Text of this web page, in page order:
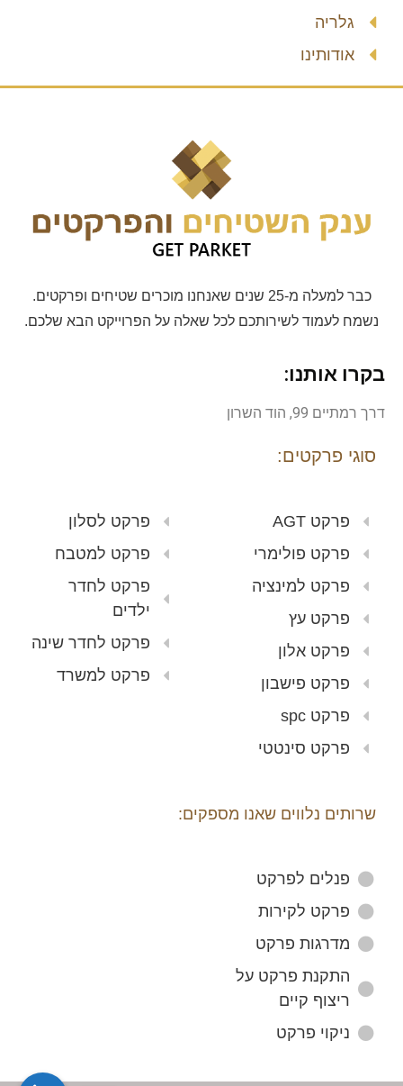
גלריה
אודותינו
כבר למעלה מ-25 שנים שאנחנו מוכרים שטיחים ופרקטים.
נשמח לעמוד לשירותכם לכל שאלה על הפרוייקט הבא שלכם.
בקרו אותנו:
דרך רמתיים 99, הוד השרון
סוגי פרקטים:
פרקט AGT
פרקט פולימרי
פרקט למינציה
פרקט עץ
פרקט אלון
פרקט פישבון
פרקט spc
פרקט סינטטי
פרקט לסלון
פרקט למטבח
פרקט לחדר
ילדים
פרקט לחדר שינה
פרקט למשרד
שרותים נלווים שאנו מספקים:
פנלים לפרקט
פרקט לקירות
מדרגות פרקט
התקנת פרקט על
ריצוף קיים
ניקוי פרקט